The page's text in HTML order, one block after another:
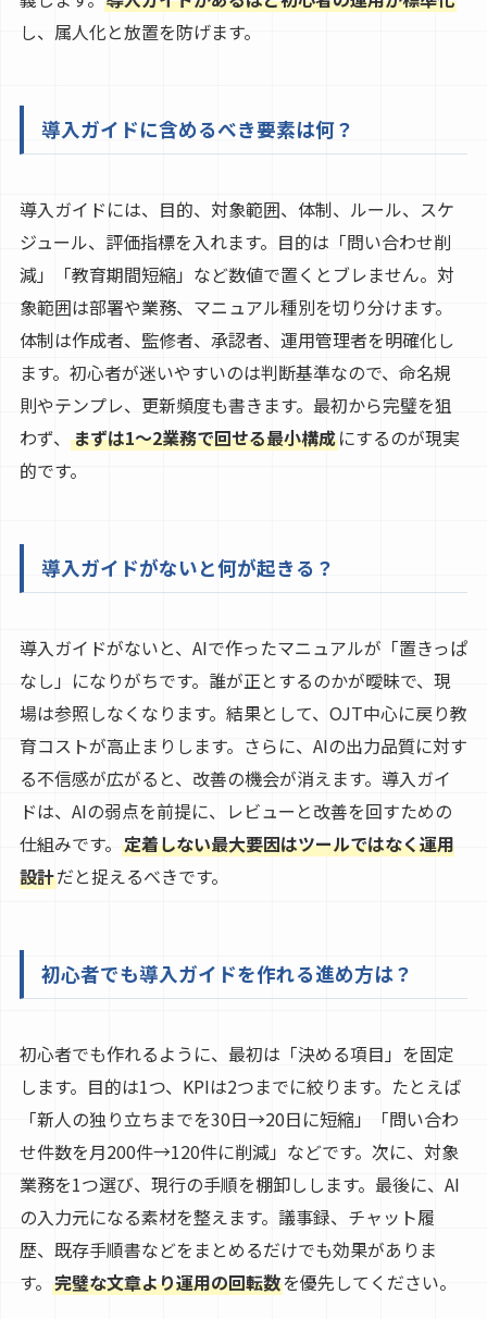
し、属人化と放置を防げます。
導入ガイドに含めるべき要素は何？
導入ガイドには、目的、対象範囲、体制、ルール、スケ
ジュール、評価指標を入れます。目的は「問い合わせ削
減」「教育期間短縮」など数値で置くとブレません。対
象範囲は部署や業務、マニュアル種別を切り分けます。
体制は作成者、監修者、承認者、運用管理者を明確化し
ます。初心者が迷いやすいのは判断基準なので、命名規
則やテンプレ、更新頻度も書きます。最初から完璧を狙
わず、 まずは1〜2業務で回せる最小構成にするのが現実
的です。
導入ガイドがないと何が起きる？
導入ガイドがないと、AIで作ったマニュアルが「置きっぱ
なし」になりがちです。誰が正とするのかが曖昧で、現
場は参照しなくなります。結果として、OJT中心に戻り教
育コストが高止まりします。さらに、AIの出力品質に対す
る不信感が広がると、改善の機会が消えます。導入ガイ
ドは、AIの弱点を前提に、レビューと改善を回すための
仕組みです。 定着しない最大要因はツールではなく運用
設計だと捉えるべきです。
初心者でも導入ガイドを作れる進め方は？
初心者でも作れるように、最初は「決める項目」を固定
します。目的は1つ、KPIは2つまでに絞ります。たとえば
「新人の独り立ちまでを30日→20日に短縮」「問い合わ
せ件数を月200件→120件に削減」などです。次に、対象
業務を1つ選び、現行の手順を棚卸しします。最後に、AI
の入力元になる素材を整えます。議事録、チャット履
歴、既存手順書などをまとめるだけでも効果がありま
す。 完璧な文章より運用の回転数を優先してください。